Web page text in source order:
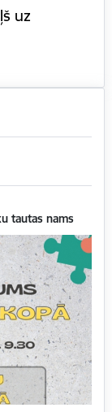
uz
tautas nams